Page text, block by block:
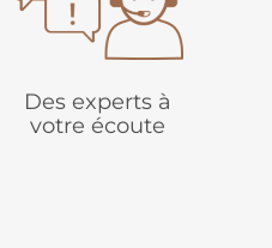
Des experts à
votre écoute